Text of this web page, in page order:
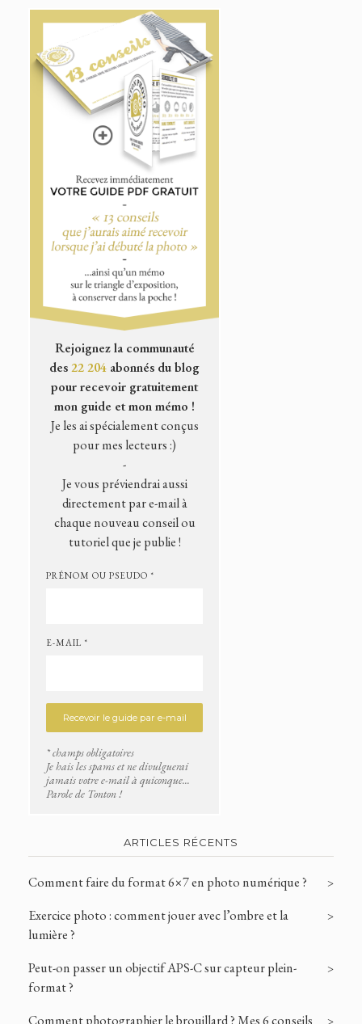
Rejoignez la communauté
des22 204 abonnés du blog
pour recevoir gratuitement
mon guide et mon mémo !
Je les ai spécialement conçus
pour mes lecteurs :)
-
Je vous préviendrai aussi
directement par e-mail à
chaque nouveau conseil ou
tutoriel que je publie !
PRÉNOM OU PSEUDO *
E-MAIL *
* champs obligatoires
Je hais les spams et ne divulguerai
jamais votre e-mail à quiconque...
Parole de Tonton !
ARTICLES RÉCENTS
Comment faire du format 6×7 en photo numérique ?
Exercice photo : comment jouer avec l’ombre et la
lumière ?
Peut-on passer un objectif APS-C sur capteur plein-
format ?
Comment photographier le brouillard ? Mes 6 conseils